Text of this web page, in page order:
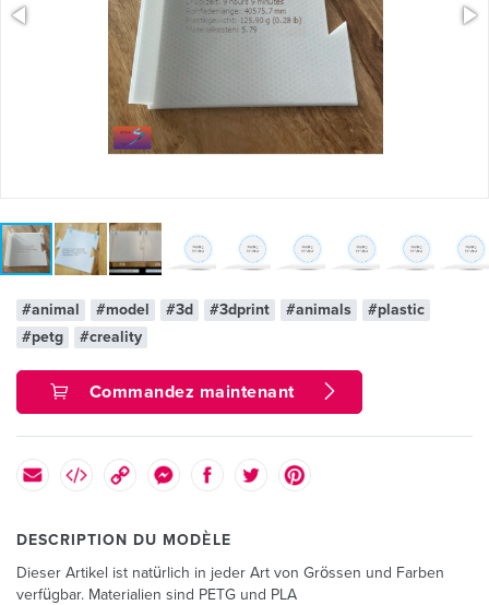
#animal #model #3d #3dprint #animals
#plastic
#petg
#creality
Commandez maintenant
DESCRIPTION DU MODÈLE
Dieser Artikel ist natürlich in jeder Art von Grössen und Farben
verfügbar. Materialien sind PETG und PLA